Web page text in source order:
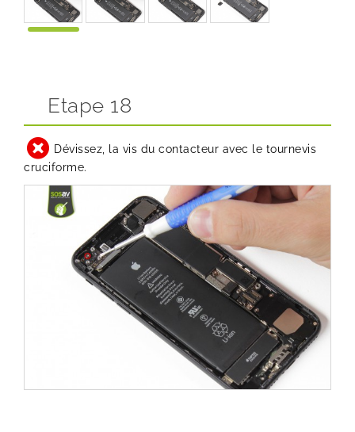
Etape 18
Dévissez, la vis du contacteur avec le tournevis
cruciforme.